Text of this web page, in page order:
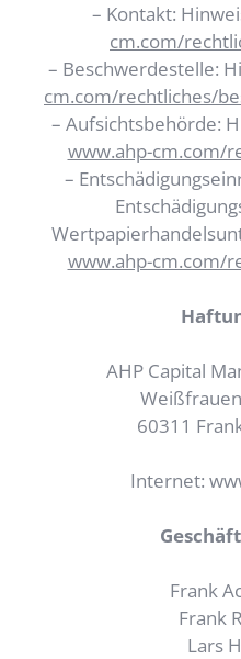
– Kontakt:
cm.com/
– Beschwerdestelle:
cm.com/rechtliches/
– Aufsichtsbehörde:
www.ahp-cm.com/
–
www.ahp-cm.com/
AHP Capital
60311
Internet:
Frank
Frank
Lars